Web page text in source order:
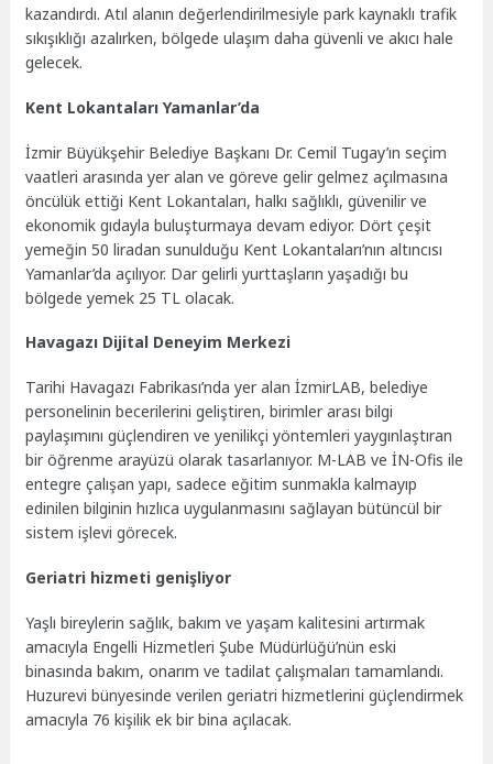
kazandırdı. Atıl alanın değerlendirilmesiyle park kaynaklı trafik
sıkışıklığı azalırken, bölgede ulaşım daha güvenli ve akıcı hale
gelecek.
Kent Lokantaları Yamanlar’da
İzmir Büyükşehir Belediye Başkanı Dr. Cemil Tugay’ın seçim
vaatleri arasında yer alan ve göreve gelir gelmez açılmasına
öncülük ettiği Kent Lokantaları, halkı sağlıklı, güvenilir ve
ekonomik gıdayla buluşturmaya devam ediyor. Dört çeşit
yemeğin 50 liradan sunulduğu Kent Lokantaları’nın altıncısı
Yamanlar’da açılıyor. Dar gelirli yurttaşların yaşadığı bu
bölgede yemek 25 TL olacak.
Havagazı Dijital Deneyim Merkezi
Tarihi Havagazı Fabrikası’nda yer alan İzmirLAB, belediye
personelinin becerilerini geliştiren, birimler arası bilgi
paylaşımını güçlendiren ve yenilikçi yöntemleri yaygınlaştıran
bir öğrenme arayüzü olarak tasarlanıyor. M-LAB ve İN-Ofis ile
entegre çalışan yapı, sadece eğitim sunmakla kalmayıp
edinilen bilginin hızlıca uygulanmasını sağlayan bütüncül bir
sistem işlevi görecek.
Geriatri hizmeti genişliyor
Yaşlı bireylerin sağlık, bakım ve yaşam kalitesini artırmak
amacıyla Engelli Hizmetleri Şube Müdürlüğü’nün eski
binasında bakım, onarım ve tadilat çalışmaları tamamlandı.
Huzurevi bünyesinde verilen geriatri hizmetlerini güçlendirmek
amacıyla 76 kişilik ek bir bina açılacak.